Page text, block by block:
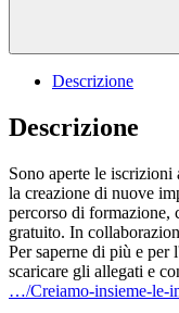
Descrizione
Descrizione
Sono aperte le iscrizioni
la creazione di nuove
percorso di formazione,
gratuito. In
Per saperne di più e
scaricare gli allegati e
…/Creiamo-insieme-le-